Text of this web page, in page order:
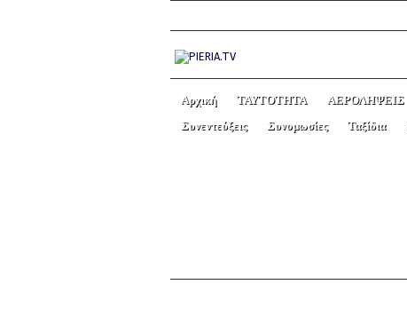
Αρχική ΤΑΥΤΟΤΗΤΑ ΑΕΡΟΛΗΨΕΙΣ
Συνεντεύξεις
Συνομωσίες Ταξίδια